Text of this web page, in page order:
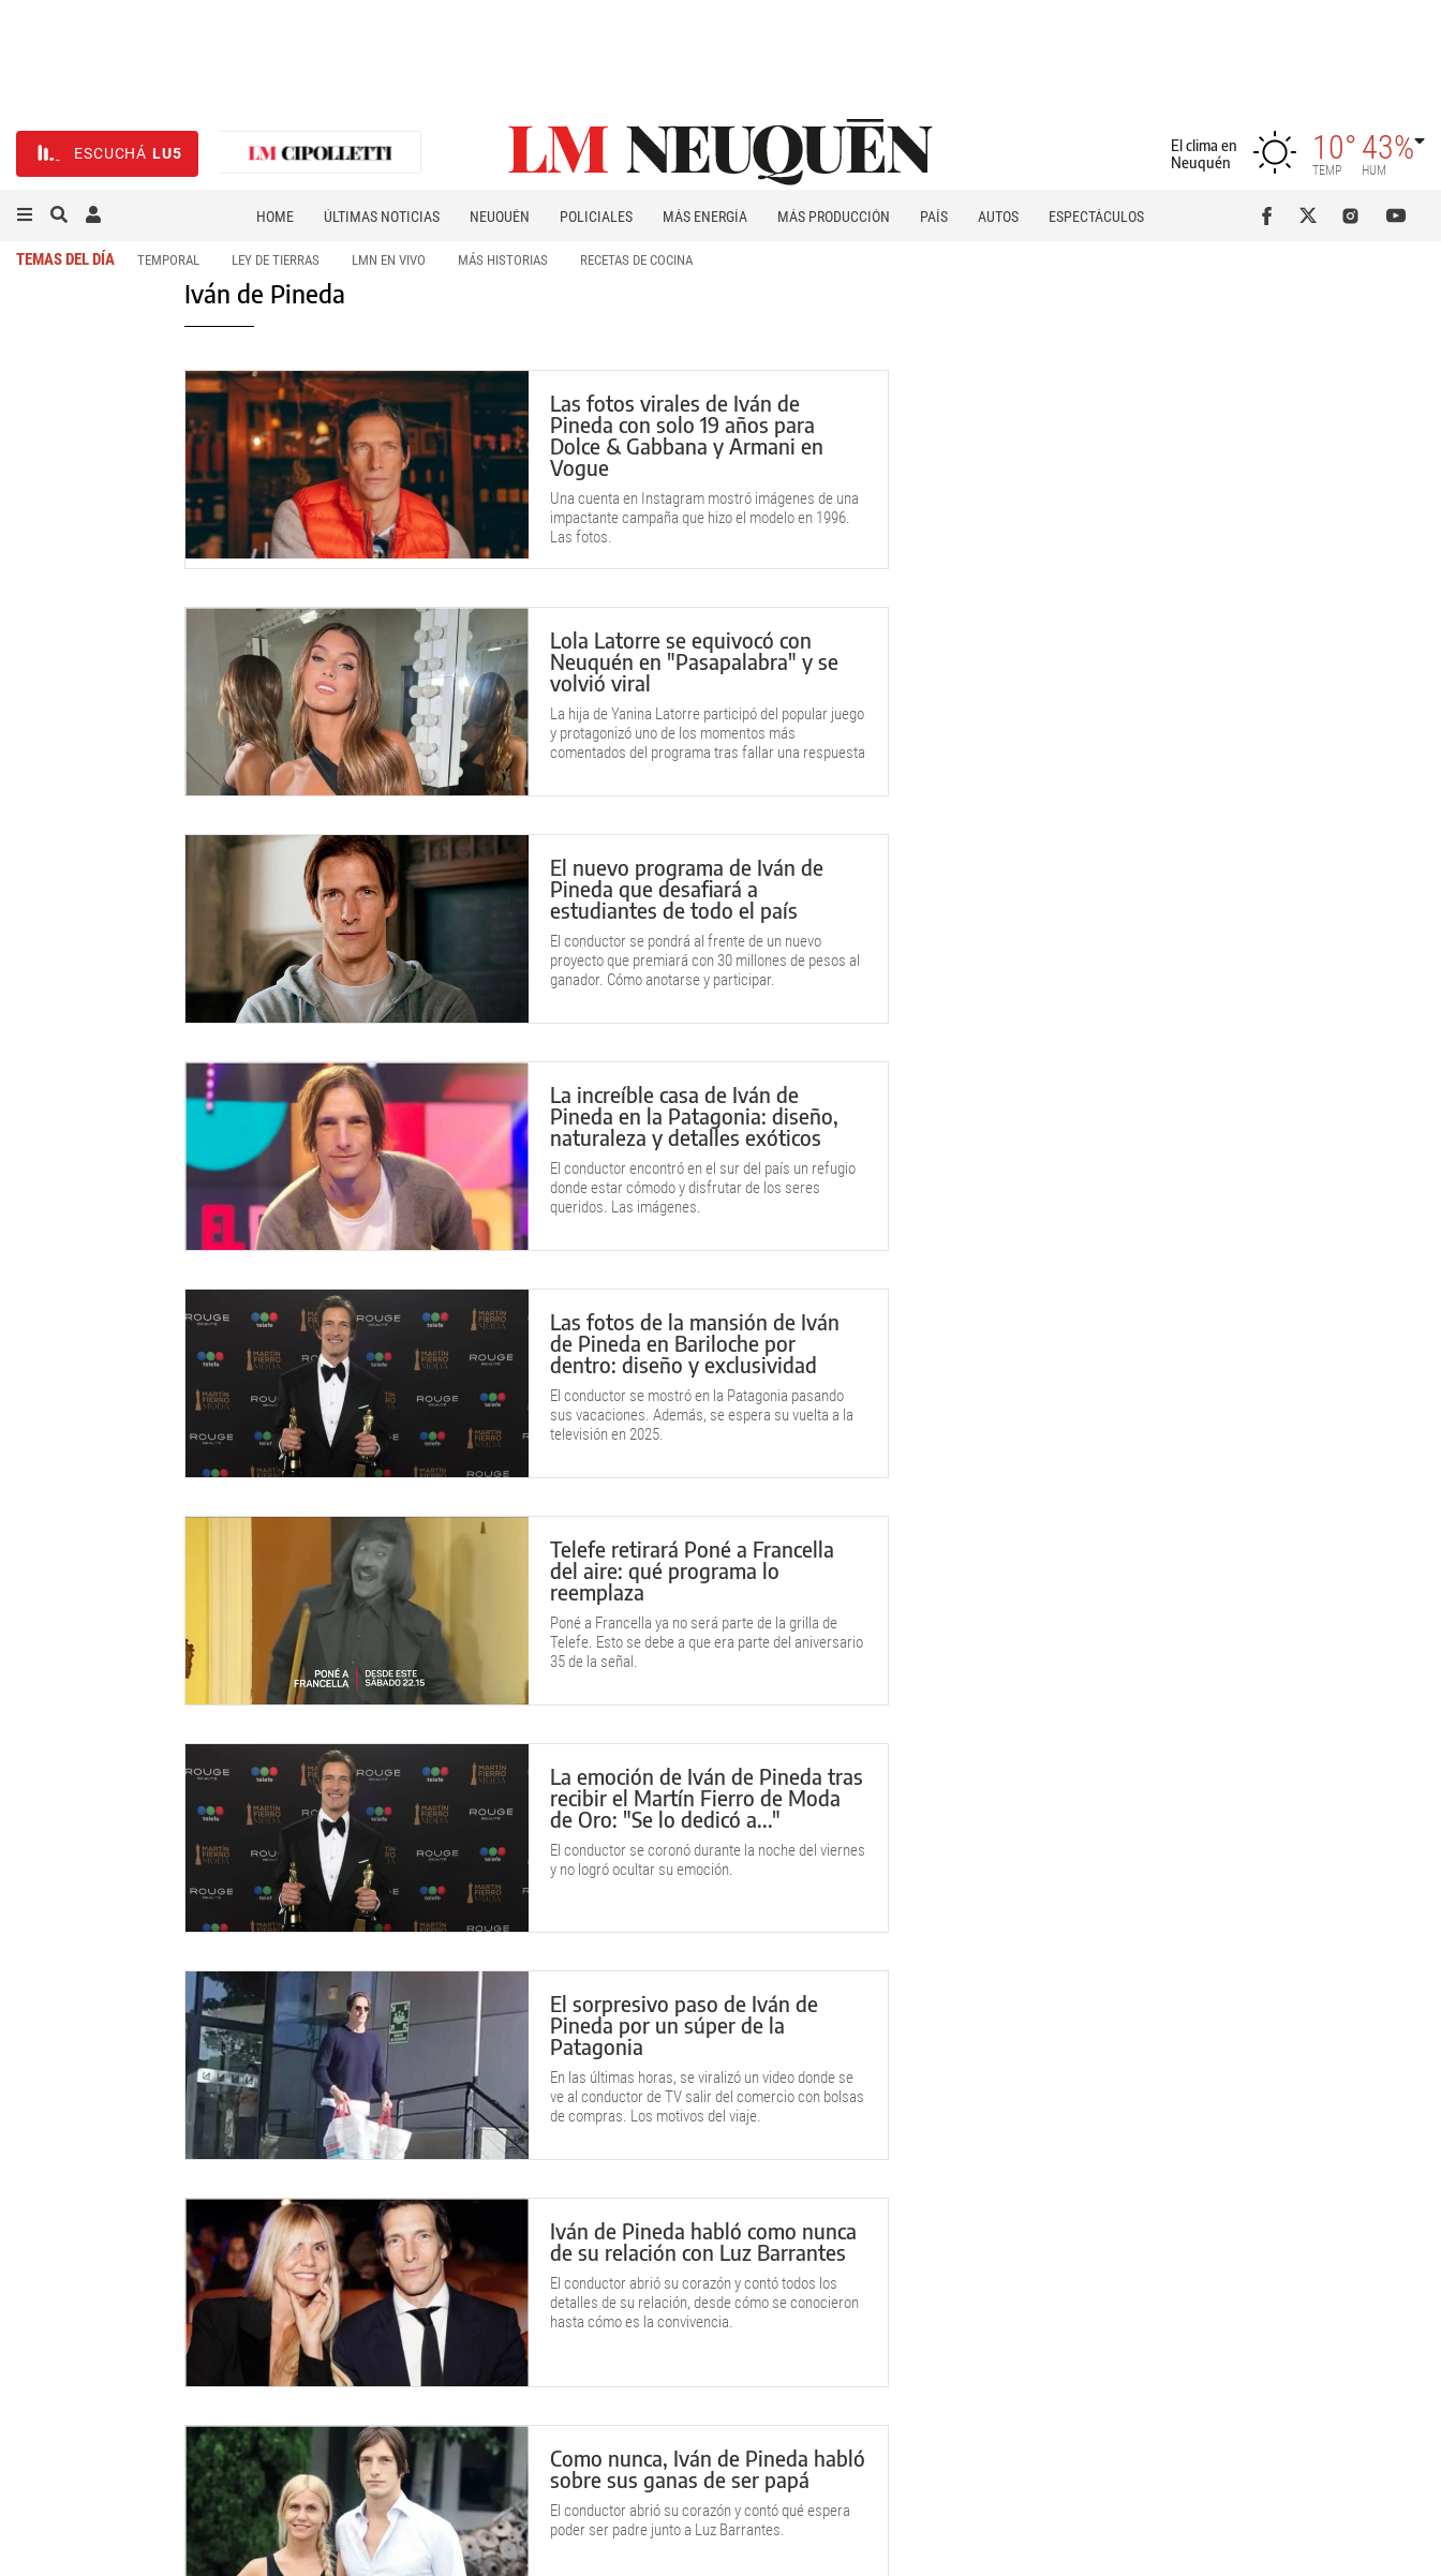
ESCUCHÁ LU5
El clima en
Neuquén
10°
TEMP
43%
HUM
HOME ÚLTIMAS NOTICIAS NEUQUÉN POLICIALES MÁS ENERGÍA MÁS PRODUCCIÓN PAÍS AUTOS
ESPECTÁCULOS
TEMAS DEL DÍA TEMPORAL LEY DE TIERRAS LMN EN VIVO MÁS HISTORIAS RECETAS DE COCINA
Iván de Pineda
Las fotos virales de Iván de
Pineda con solo 19 años para
Dolce & Gabbana y Armani en
Vogue
Una cuenta en Instagram mostró imágenes de una
impactante campaña que hizo el modelo en 1996.
Las fotos.
Lola Latorre se equivocó con
Neuquén en "Pasapalabra" y se
volvió viral
La hija de Yanina Latorre participó del popular juego
y protagonizó uno de los momentos más
comentados del programa tras fallar una respuesta
El nuevo programa de Iván de
Pineda que desafiará a
estudiantes de todo el país
El conductor se pondrá al frente de un nuevo
proyecto que premiará con 30 millones de pesos al
ganador. Cómo anotarse y participar.
La increíble casa de Iván de
Pineda en la Patagonia: diseño,
naturaleza y detalles exóticos
El conductor encontró en el sur del país un refugio
donde estar cómodo y disfrutar de los seres
queridos. Las imágenes.
Las fotos de la mansión de Iván
de Pineda en Bariloche por
dentro: diseño y exclusividad
El conductor se mostró en la Patagonia pasando
sus vacaciones. Además, se espera su vuelta a la
televisión en 2025.
Telefe retirará Poné a Francella
del aire: qué programa lo
reemplaza
Poné a Francella ya no será parte de la grilla de
Telefe. Esto se debe a que era parte del aniversario
35 de la señal.
La emoción de Iván de Pineda tras
recibir el Martín Fierro de Moda
de Oro: "Se lo dedicó a..."
El conductor se coronó durante la noche del viernes
y no logró ocultar su emoción.
El sorpresivo paso de Iván de
Pineda por un súper de la
Patagonia
En las últimas horas, se viralizó un video donde se
ve al conductor de TV salir del comercio con bolsas
de compras. Los motivos del viaje.
Iván de Pineda habló como nunca
de su relación con Luz Barrantes
El conductor abrió su corazón y contó todos los
detalles de su relación, desde cómo se conocieron
hasta cómo es la convivencia.
Como nunca, Iván de Pineda habló
sobre sus ganas de ser papá
El conductor abrió su corazón y contó qué espera
poder ser padre junto a Luz Barrantes.